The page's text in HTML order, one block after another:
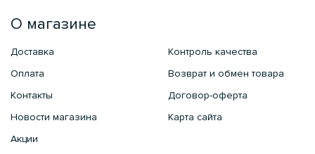
О магазине
Доставка
Оплата
Контакты
Новости магазина
Акции
Контроль качества
Возврат и обмен товара
Договор-оферта
Карта сайта